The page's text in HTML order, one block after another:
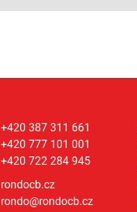
+420 387 311 661
+420 777 101 001
+420 722 284 945
rondocb.cz
rondo@rondocb.cz